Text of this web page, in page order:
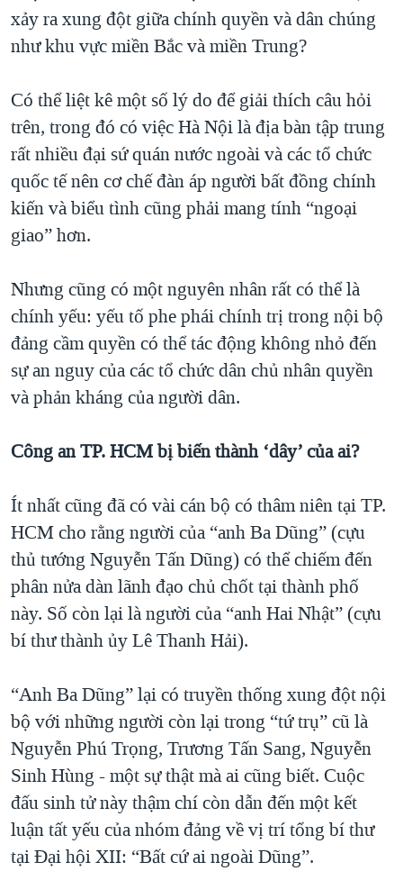
xảy ra xung đột giữa chính quyền và dân chúng
như khu vực miền Bắc và miền Trung?
Có thể liệt kê một số lý do để giải thích câu hỏi
trên, trong đó có việc Hà Nội là địa bàn tập trung
rất nhiều đại sứ quán nước ngoài và các tổ chức
quốc tế nên cơ chế đàn áp người bất đồng chính
kiến và biểu tình cũng phải mang tính “ngoại
giao” hơn.
Nhưng cũng có một nguyên nhân rất có thể là
chính yếu: yếu tố phe phái chính trị trong nội bộ
đảng cầm quyền có thể tác động không nhỏ đến
sự an nguy của các tổ chức dân chủ nhân quyền
và phản kháng của người dân.
Công an TP. HCM bị biến thành ‘dây’ của ai?
Ít nhất cũng đã có vài cán bộ có thâm niên tại TP.
HCM cho rằng người của “anh Ba Dũng” (cựu
thủ tướng Nguyễn Tấn Dũng) có thể chiếm đến
phân nửa dàn lãnh đạo chủ chốt tại thành phố
này. Số còn lại là người của “anh Hai Nhật” (cựu
bí thư thành ủy Lê Thanh Hải).
“Anh Ba Dũng” lại có truyền thống xung đột nội
bộ với những người còn lại trong “tứ trụ” cũ là
Nguyễn Phú Trọng, Trương Tấn Sang, Nguyễn
Sinh Hùng - một sự thật mà ai cũng biết. Cuộc
đấu sinh tử này thậm chí còn dẫn đến một kết
luận tất yếu của nhóm đảng về vị trí tổng bí thư
tại Đại hội XII: “Bất cứ ai ngoài Dũng”.